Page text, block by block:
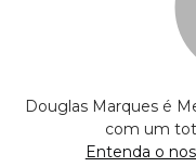
Douglas Marques é
com um
Entenda o